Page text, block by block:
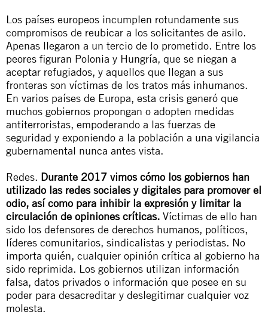
Los países europeos incumplen rotundamente sus
compromisos de reubicar a los solicitantes de asilo.
Apenas llegaron a un tercio de lo prometido. Entre los
peores figuran Polonia y Hungría, que se niegan a
aceptar refugiados, y aquellos que llegan a sus
fronteras son víctimas de los tratos más inhumanos.
En varios países de Europa, esta crisis generó que
muchos gobiernos propongan o adopten medidas
antiterroristas, empoderando a las fuerzas de
seguridad y exponiendo a la población a una vigilancia
gubernamental nunca antes vista.
Redes. Durante 2017 vimos cómo los gobiernos han
utilizado las redes sociales y digitales para promover el
odio, así como para inhibir la expresión y limitar la
circulación de opiniones críticas. Víctimas de ello han
sido los defensores de derechos humanos, políticos,
líderes comunitarios, sindicalistas y periodistas. No
importa quién, cualquier opinión crítica al gobierno ha
sido reprimida. Los gobiernos utilizan información
falsa, datos privados o información que posee en su
poder para desacreditar y deslegitimar cualquier voz
molesta.